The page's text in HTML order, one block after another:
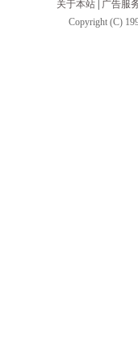
关于本站
广告服
Copyright (C)